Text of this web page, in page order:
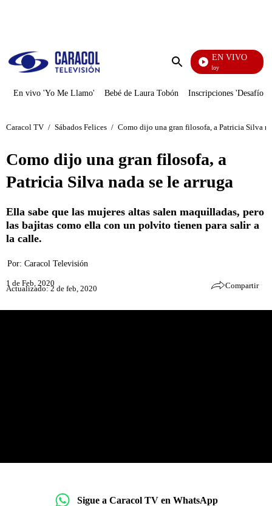
Enviar
EN VIVO
La Finca De Hoy
En vivo 'Yo Me Llamo' Bebé de Laura Tobón Inscripciones 'Desafío'
Caracol TV / Sábados Felices / Como dijo una gran filosofa, a Patricia Silva
Como dijo una gran filosofa, a
Patricia Silva nada se le arruga
Ella sabe que las mujeres altas salen maquilladas, pero
las bajitas como ella con un polvito tienen para salir a
la calle.
Por: Caracol Televisión
1 de Feb, 2020
Actualizado: 2 de feb, 2020 Compartir
Sigue a Caracol TV en WhatsApp